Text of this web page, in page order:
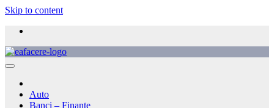
Skip to content
Auto
Banci – Finante